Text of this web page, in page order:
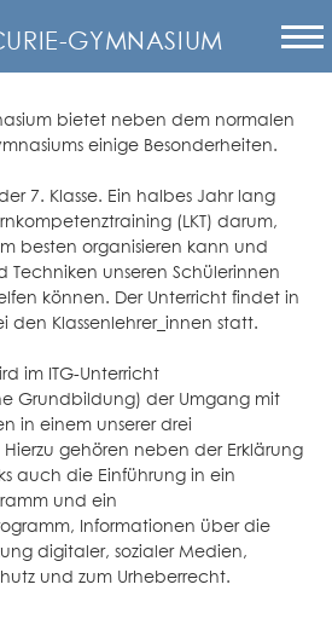
GYMNASIUM
bietet neben dem normalen
einige Besonderheiten.
7. Klasse. Ein halbes Jahr lang
(LKT) darum,
besten organisieren kann und
unseren Schülerinnen
können. Der Unterricht findet in
den Klassenlehrer_innen statt.
im ITG-Unterricht
Grundbildung) der Umgang mit
in einem unserer drei
gehören neben der Erklärung
auch die Einführung in ein
und ein
Informationen über die
digitaler, sozialer Medien,
und zum Urheberrecht.